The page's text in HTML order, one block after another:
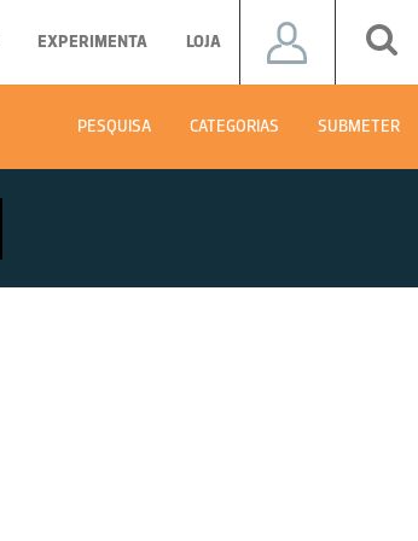
EXPERIMENTA LOJA
PESQUISA CATEGORIAS SUBMETER